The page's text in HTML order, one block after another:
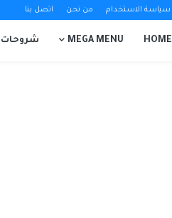
سياسة الاستخدام من نحن اتصل بنا
HOME
MEGA MENU شروحات